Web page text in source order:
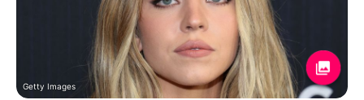
Getty Images